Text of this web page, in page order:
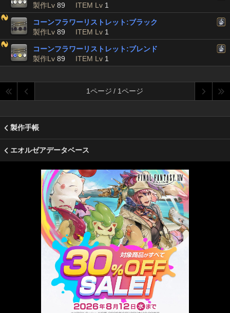
製作Lv 89 ITEM Lv 1
コーンフラワーリストレット:ブラック
製作Lv 89 ITEM Lv 1
コーンフラワーリストレット:ブレンド
製作Lv 89 ITEM Lv 1
1ページ / 1ページ
製作手帳
エオルゼアデータベース